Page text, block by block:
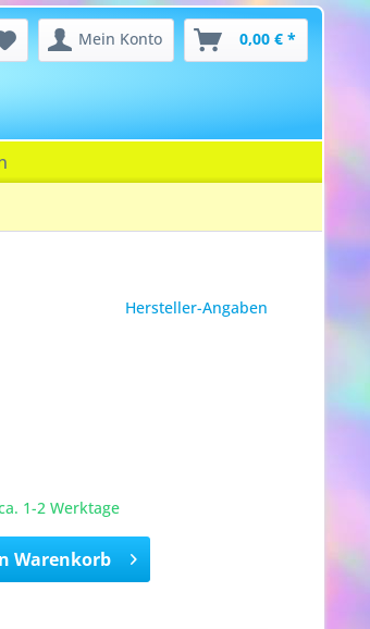
Mein Konto 0,00 € *
Hersteller-Angaben
1-2 Werktage
Warenkorb